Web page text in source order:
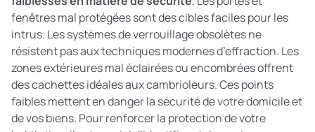
fenêtres mal protégées sont des cibles faciles pour les
intrus. Les systèmes de verrouillage obsolètes ne
résistent pas aux techniques modernes d’effraction. Les
zones extérieures mal éclairées ou encombrées offrent
des cachettes idéales aux cambrioleurs. Ces points
faibles mettent en danger la sécurité de votre domicile et
de vos biens. Pour renforcer la protection de votre